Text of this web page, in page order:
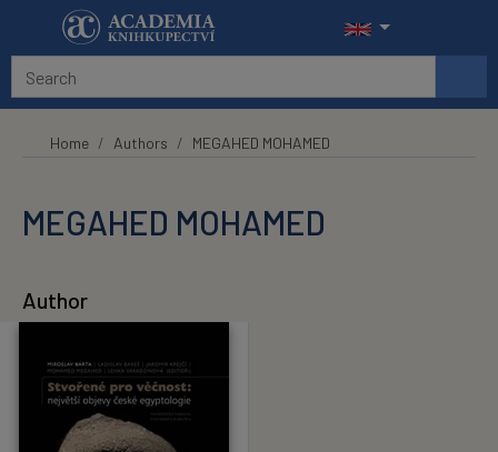
Skip to main content
Home Authors MEGAHED MOHAMED
MEGAHED MOHAMED
Author